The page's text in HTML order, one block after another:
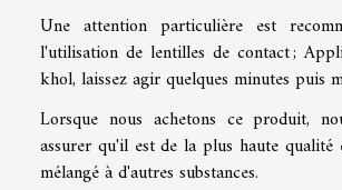
Une attention particulière est
l'utilisation de lentilles de contact ;
khol, laissez agir quelques minutes puis
Lorsque nous achetons ce produit,
assurer qu'il est de la plus haute
mélangé à d'autres substances.